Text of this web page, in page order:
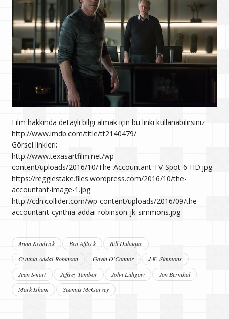
Film hakkında detaylı bilgi almak için bu linki kullanabilirsiniz
http://www.imdb.com/title/tt2140479/
Görsel linkleri:
http://www.texasartfilm.net/wp-
content/uploads/2016/10/The-Accountant-TV-Spot-6-HD.jpg
https://reggiestake.files.wordpress.com/2016/10/the-
accountant-image-1.jpg
http://cdn.collider.com/wp-content/uploads/2016/09/the-
accountant-cynthia-addai-robinson-jk-simmons.jpg
Anna Kendrick Ben Affleck
Bill Dubuque
Cynthia Addai-Robinson
Gavin O'Connor
J.K. Simmons
Jean Smart
Jeffrey Tambor John Lithgow
Jon Bernthal
Mark Isham
Seamus McGarvey